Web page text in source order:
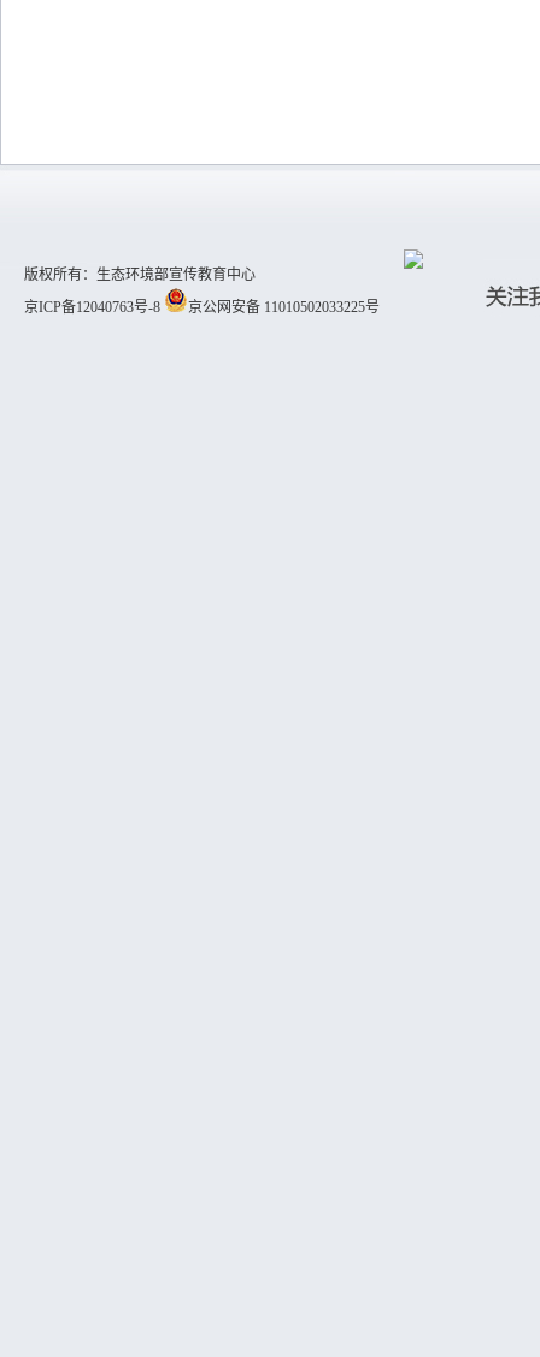
版权所有：生态环境部宣传教育中心
京ICP备12040763号-8
京公网安备 11010502033225号